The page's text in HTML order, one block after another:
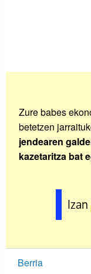
Zure babes
betetzen
jendearen
kazetaritza bat
Izan
Berria